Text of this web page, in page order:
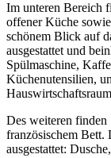
Im unteren Bereich
offener Küche
schönem Blick auf
ausgestattet und
Spülmaschine,
Küchenutensilien,
Des weiteren finden
französischem Bett.
ausgestattet: